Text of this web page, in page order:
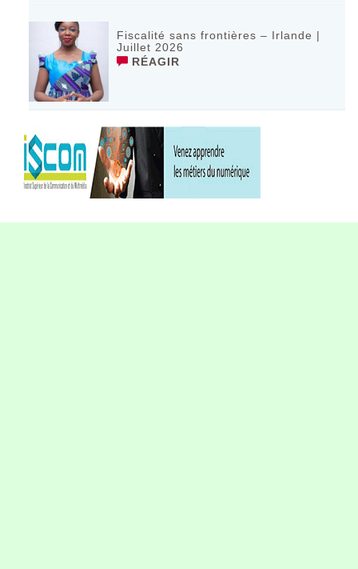
Fiscalité sans frontières – Irlande |
Juillet 2026
RÉAGIR